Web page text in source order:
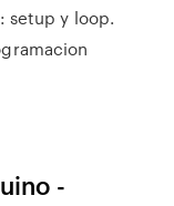
setup y loop.
-